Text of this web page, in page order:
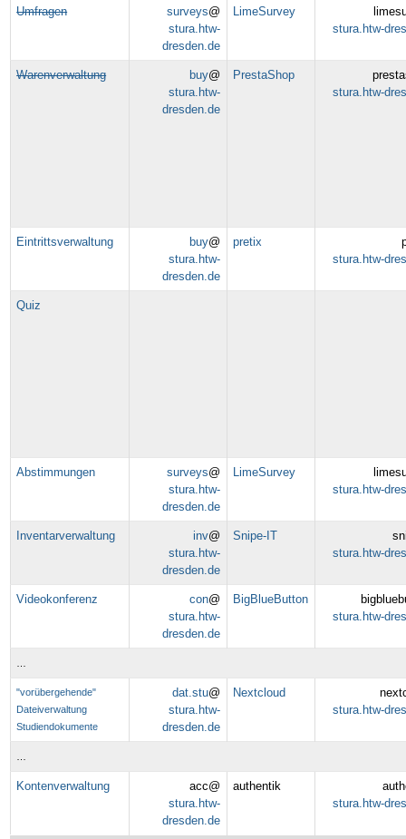
Umfragen surveys@
stura.htw-
dresden.de
LimeSurvey
stura.htw-
Warenverwaltung buy@
stura.htw-
dresden.de
PrestaShop
stura.htw-
Eintrittsverwaltung buy@
stura.htw-
dresden.de
pretix
stura.htw-
Quiz
Abstimmungen surveys@
stura.htw-
dresden.de
LimeSurvey
stura.htw-
Inventarverwaltung inv@
stura.htw-
dresden.de
Snipe-IT
stura.htw-
Videokonferenz con@
stura.htw-
dresden.de
BigBlueButton
stura.htw-
"vorübergehende"
Dateiverwaltung
Studiendokumente
dat.stu@
stura.htw-
dresden.de
Nextcloud
stura.htw-
Kontenverwaltung
acc@
stura.htw-
dresden.de
authentik
stura.htw-